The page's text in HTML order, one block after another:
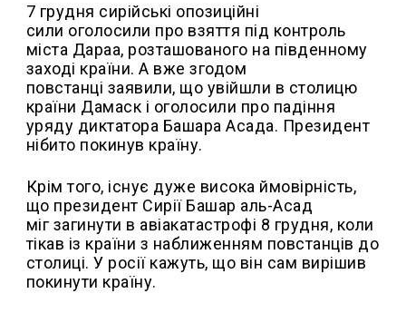
7 грудня сирійські опозиційні
сили оголосили про взяття під контроль
міста Дараа, розташованого на південному
заході країни. А вже згодом
повстанці заявили, що увійшли в столицю
країни Дамаск і оголосили про падіння
уряду диктатора Башара Асада. Президент
нібито покинув країну.
Крім того, існує дуже висока ймовірність,
що президент Сирії Башар аль-Асад
міг загинути в авіакатастрофі 8 грудня, коли
тікав із країни з наближенням повстанців до
столиці. У росії кажуть, що він сам вирішив
покинути країну.